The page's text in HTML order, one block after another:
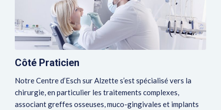
Côté Praticien
Notre Centre d’Esch sur Alzette s’est spécialisé vers la
chirurgie, en particulier les traitements complexes,
associant greffes osseuses, muco-gingivales et implants